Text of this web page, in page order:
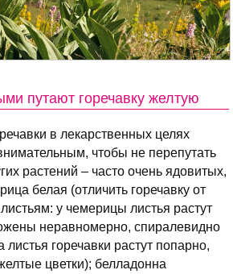
путают горечавку желтую
в лекарственных целях
чтобы не перепутать
растений – часто очень ядовитых,
белая (отличить горечавку от
у чемерицы листья растут
неравномерно, спиралевидно
листья горечавки растут попарно,
цветки); белладонна